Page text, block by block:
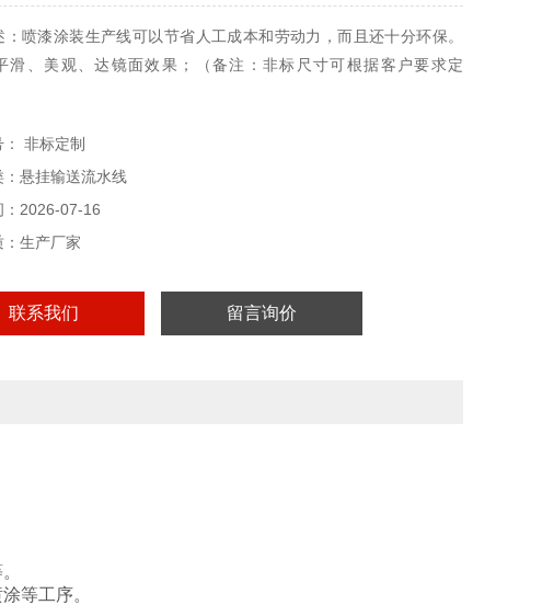
：喷漆涂装生产线可以节省人工成本和劳动力，而且还十分环保。
滑、美观、达镜面效果；（备注：非标尺寸可根据客户要求定
非标定制
：悬挂输送流水线
：2026-07-16
：生产厂家
联系我们 留言询价
等工序。